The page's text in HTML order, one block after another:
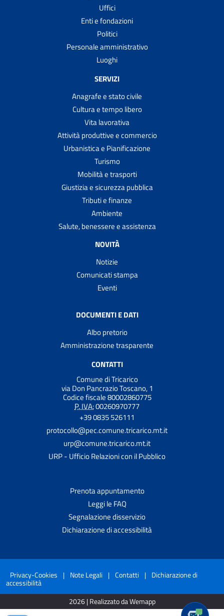
Uffici
Enti e fondazioni
Politici
Personale amministrativo
Luoghi
SERVIZI
Anagrafe e stato civile
Cultura e tempo libero
Vita lavorativa
Attività produttive e commercio
Urbanistica e Pianificazione
Turismo
Mobilità e trasporti
Giustizia e sicurezza pubblica
Tributi e finanze
Ambiente
Salute, benessere e assistenza
NOVITÀ
Notizie
Comunicati stampa
Eventi
DOCUMENTI E DATI
Albo pretorio
Amministrazione trasparente
CONTATTI
Comune di Tricarico
via Don Pancrazio Toscano, 1
Codice fiscale 80002860775
P. IVA:00260970777
+39 0835 526111
protocollo@pec.comune.tricarico.mt.it
urp@comune.tricarico.mt.it
URP - Ufficio Relazioni con il Pubblico
Prenota appuntamento
Leggi le FAQ
Segnalazione disservizio
Dichiarazione di accessibilità
Privacy-Cookies | Note Legali | Contatti | Dichiarazione di
accessibilità
2026 | Realizzato da Wemapp